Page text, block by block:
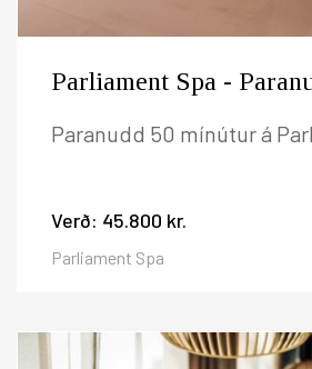
Parliament Spa -
Paranudd 50 mínútur á
Verð: 45.800 kr.
Parliament Spa